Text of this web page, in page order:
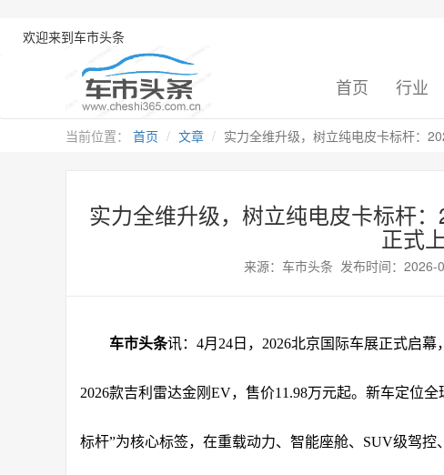
欢迎来到车市头条
首页 行业
当前位置： 首页 文章 实力全维升级，树立纯电皮卡标杆：
实力全维升级，树立纯电皮卡标杆
正式
来源：车市头条 发布时间：2026-
车市头条讯： 4月24日，2026北京国际车展正式启
2026款吉利雷达金刚EV，售价11.98万元起。新车定位
标杆”为核心标签，在重载动力、智能座舱、SUV级驾